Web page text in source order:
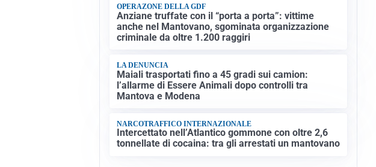
OPERAZONE DELLA GDF
Anziane truffate con il “porta a porta”: vittime
anche nel Mantovano, sgominata organizzazione
criminale da oltre 1.200 raggiri
LA DENUNCIA
Maiali trasportati fino a 45 gradi sui camion:
l’allarme di Essere Animali dopo controlli tra
Mantova e Modena
NARCOTRAFFICO INTERNAZIONALE
Intercettato nell’Atlantico gommone con oltre 2,6
tonnellate di cocaina: tra gli arrestati un mantovano